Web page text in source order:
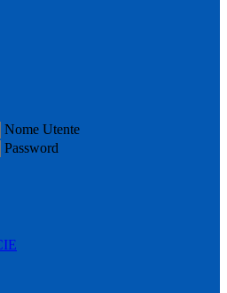
Nome Utente
Password